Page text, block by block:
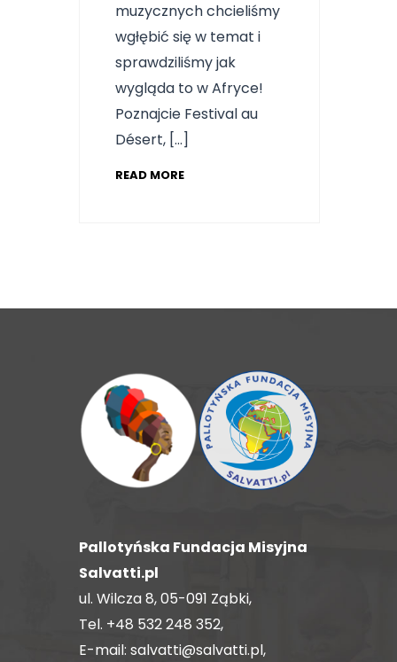
muzycznych chcieliśmy
wgłębić się w temat i
sprawdziliśmy jak
wygląda to w Afryce!
Poznajcie Festival au
Désert, […]
READ MORE
Pallotyńska Fundacja Misyjna
Salvatti.pl
ul. Wilcza 8, 05-091 Ząbki,
Tel. +48 532 248 352,
E-mail: salvatti@salvatti.pl,